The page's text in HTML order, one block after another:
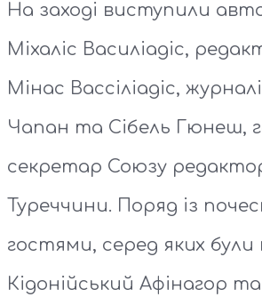
На заході виступили
Міхаліс Василіадіс,
Мінас Вассіліадіс,
Чапан та Сібель Гюнеш,
секретар Союзу
Туреччини. Поряд із
гостями, серед яких
Кідонійський Афінагор та